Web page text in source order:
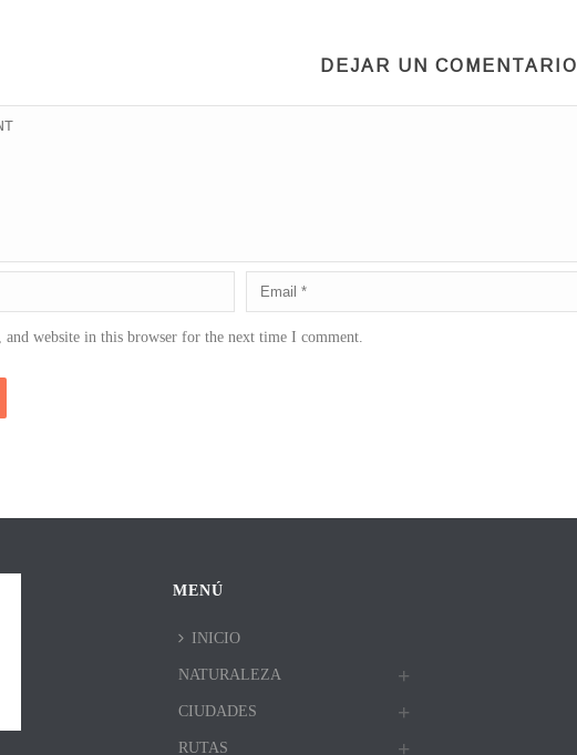
DEJAR UN COMENTARIO
and website in this browser for the next time I comment.
MENÚ
INICIO
NATURALEZA
CIUDADES
RUTAS